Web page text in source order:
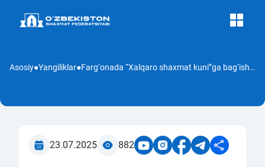
Asosiy●Yangiliklar● Farg‘onada “Xalqaro shaxmat kuni”ga bag‘ishlangan musobaqa bo'lib o'tdi!
23.07.2025 882